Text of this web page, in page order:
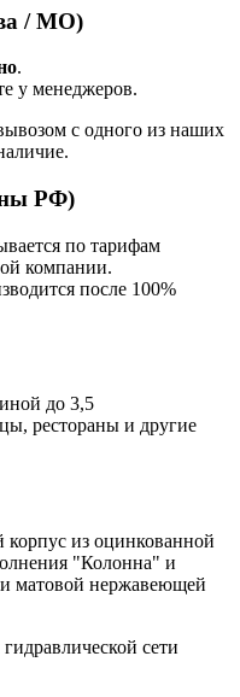
/ МО)
.
у менеджеров.
с одного из наших
РФ)
по тарифам
компании.
после 100%
до 3,5
рестораны и другие
корпус из оцинкованной
"Колонна" и
матовой нержавеющей
сети